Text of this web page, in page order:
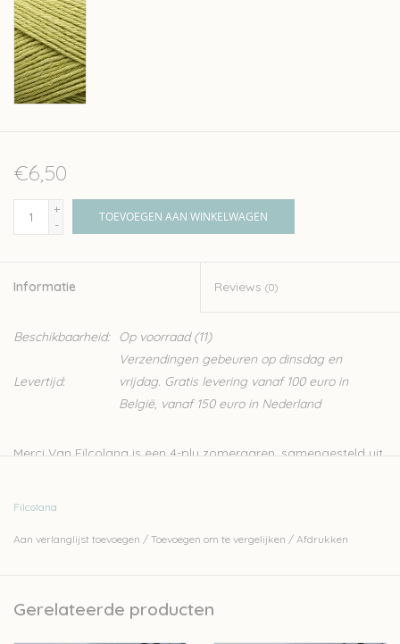
€6,50
+
-
TOEVOEGEN AAN WINKELWAGEN
Informatie Reviews (0)
Beschikbaarheid: Op voorraad(11)
Levertijd:
Verzendingen gebeuren op dinsdag en
vrijdag. Gratis levering vanaf 100 euro in
België, vanaf 150 euro in Nederland
Merci Van Filcolana is een 4-ply zomergaren, samengesteld uit
Bij onze pakketten vind jeverschillende stuks
Filcolana
Aan verlanglijst toevoegen / Toevoegen om te vergelijken / Afdrukken
Gerelateerde producten